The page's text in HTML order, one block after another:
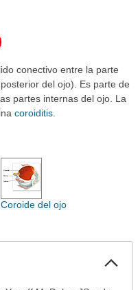
conectivo entre la parte
del ojo). Es parte de
partes internas del ojo. La
coroiditis
Coroide del ojo